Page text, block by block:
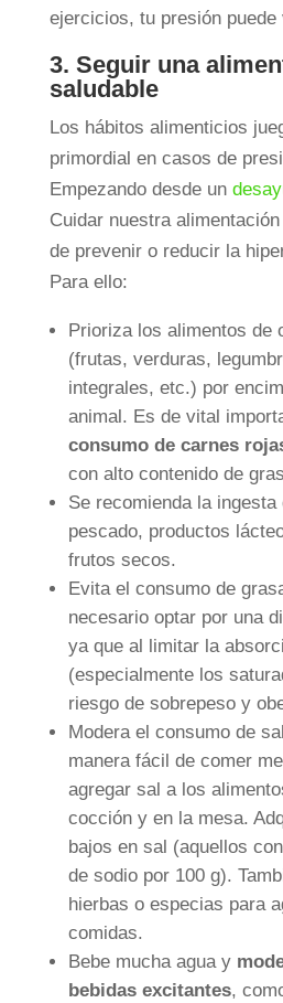
ejercicios, tu presión
3. Seguir una
saludable
Los hábitos alimenticios
primordial en casos de
Empezando desde un
Cuidar nuestra
de prevenir o reducir la
Para ello:
Prioriza los alimentos de
(frutas, verduras,
integrales, etc.) por
animal. Es de vital
consumo de carnes
con alto contenido de
Se recomienda la
pescado, productos
frutos secos.
Evita el consumo de
necesario optar por una
ya que al limitar la
(especialmente los
riesgo de sobrepeso y
Modera el consumo de
manera fácil de comer
agregar sal a los
cocción y en la mesa.
bajos en sal (aquellos
de sodio por 100 g).
hierbas o especias para
comidas.
Bebe mucha agua y
bebidas excitantes,